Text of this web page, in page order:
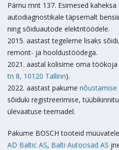
Pärnu mnt 137. Esimesed
autodiagnostikale täpsemalt
ning sõiduautode elektritöödele.
2015. aastast tegeleme lisaks
remont- ja hooldustöödega.
2021. aastal kolisime oma
tn 8, 10120 Tallinn).
2022. aastast pakume
sõiduki registreerimise,
ülevaatuse teemadel.
Pakume BOSCH tooteid
AD Baltic AS, Balti Autoosad AS